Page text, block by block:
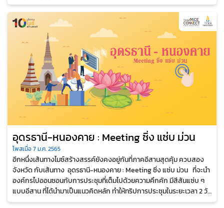
อุดรธานี-หนองคาย : Meeting ซิ่ง แซ่บ ม่วน
โพสเมื่อ 7 ม.ค. 2565
อีกหนึ่งเส้นทางไมซ์สร้างสรรค์ยังคงอยู่กันที่ภาคอีสานสุดคุ้ม ควบสอง
จังหวัด กับเส้นทาง อุดรธานี-หนองคาย : Meeting ซิ่ง แซ่บ ม่วน ที่จะนำ
องค์กรไปออนซอนกับการประชุมที่เต็มไปด้วยความคึกคัก มีสีสันแซ่บ ๆ
แบบอีสาน ที่ได้นำมาเป็นแนวคิดหลัก ทำให้ทริปการประชุมในระยะเวลา 2 วัน
1 คืน...